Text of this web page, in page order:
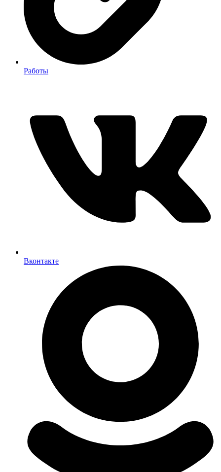
Работы
Вконтакте